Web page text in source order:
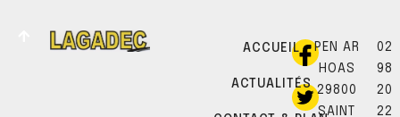
ACCUEIL
ACTUALITÉS
PEN AR
HOAS
29800
SAINT
02
98
20
22